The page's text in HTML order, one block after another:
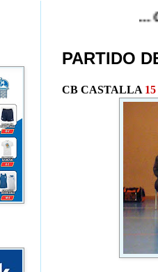
... CLUB
PARTIDO
CB CASTALLA 15